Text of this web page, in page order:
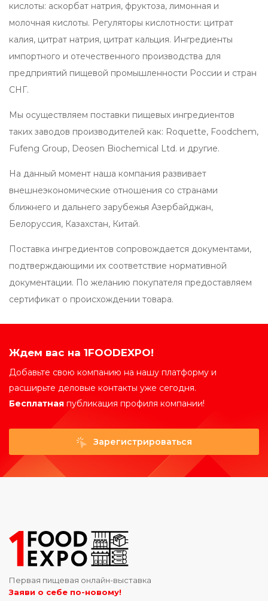
кислоты: аскорбат натрия, фруктоза, лимонная и
молочная кислоты. Регуляторы кислотности: цитрат
калия, цитрат натрия, цитрат кальция. Ингредиенты
импортного и отечественного производства для
предприятий пищевой промышленности России и стран
СНГ.
Мы осуществляем поставки пищевых ингредиентов
таких заводов производителей как: Roquette, Foodchem,
Fufeng Group, Deosen Biochemical Ltd. и другие.
На данный момент наша компания развивает
внешнеэкономические отношения со странами
ближнего и дальнего зарубежья Азербайджан,
Белоруссия, Казахстан, Китай.
Поставка ингредиентов сопровождается документами,
подтверждающими их соответствие нормативной
документации. По желанию покупателя предоставляем
сертификат о происхождении товара.
Ждем вас на 1FOODEXPO!
Добавьте свою компанию на нашу платформу и
расширьте деловые контакты уже сегодня.
Бесплатная публикация профиля компании!
Зарегистрироваться
Первая пищевая онлайн-выставка
Заяви о себе по-новому!